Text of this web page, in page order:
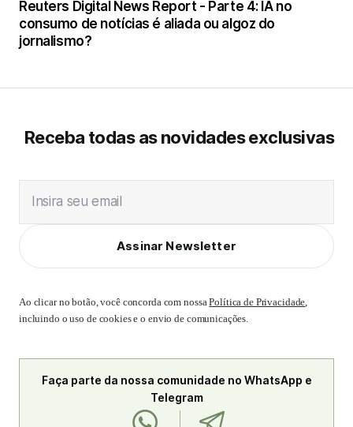
Reuters Digital News Report - Parte 4: IA no
consumo de notícias é aliada ou algoz do
jornalismo?
Receba todas as novidades exclusivas
Insira seu email
Assinar Newsletter
Ao clicar no botão, você concorda com nossaPolítica de Privacidade,
incluindo o uso de cookies e o envio de comunicações.
Faça parte da nossa comunidade no WhatsApp e
Telegram